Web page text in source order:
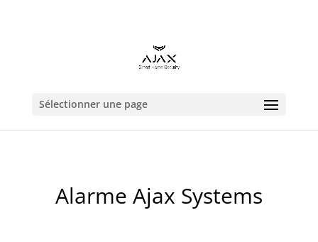
Sélectionner une page
Alarme Ajax Systems